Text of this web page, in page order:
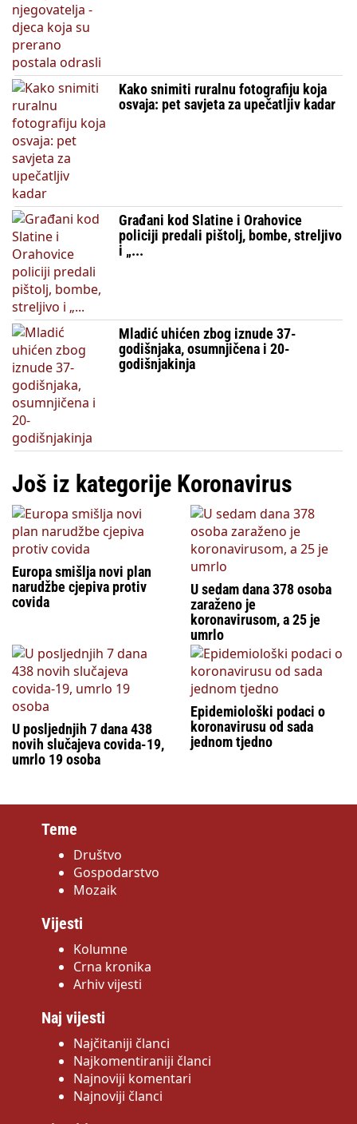
Kako snimiti ruralnu fotografiju koja
osvaja: pet savjeta za upečatljiv kadar
Građani kod Slatine i Orahovice
policiji predali pištolj, bombe, streljivo
i „...
Mladić uhićen zbog iznude 37-
godišnjaka, osumnjičena i 20-
godišnjakinja
Još iz kategorije Koronavirus
Europa smišlja novi plan
narudžbe cjepiva protiv
covida
U sedam dana 378 osoba
zaraženo je
koronavirusom, a 25 je
umrlo
U posljednjih 7 dana 438
novih slučajeva covida-19,
umrlo 19 osoba
Epidemiološki podaci o
koronavirusu od sada
jednom tjedno
Teme
Društvo
Gospodarstvo
Mozaik
Vijesti
Kolumne
Crna kronika
Arhiv vijesti
Naj vijesti
Najčitaniji članci
Najkomentiraniji članci
Najnoviji komentari
Najnoviji članci